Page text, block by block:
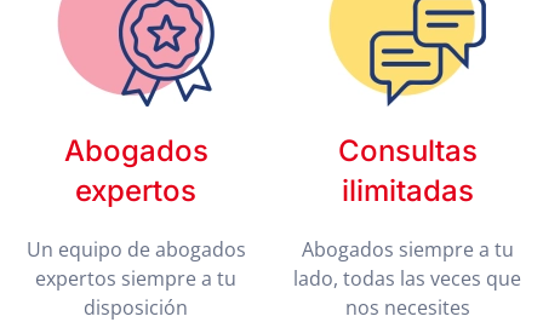
Abogados
expertos
Un equipo de abogados
expertos siempre a tu
disposición
Consultas
ilimitadas
Abogados siempre a tu
lado, todas las veces que
nos necesites